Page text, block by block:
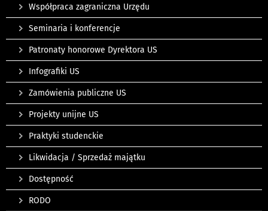
Współpraca zagraniczna Urzędu
Seminaria i konferencje
Patronaty honorowe Dyrektora US
Infografiki US
Zamówienia publiczne US
Projekty unijne US
Praktyki studenckie
Likwidacja / Sprzedaż majątku
Dostępność
RODO